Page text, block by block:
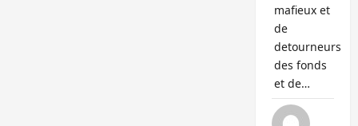
mafieux et
de
detourneurs
des fonds
et de…